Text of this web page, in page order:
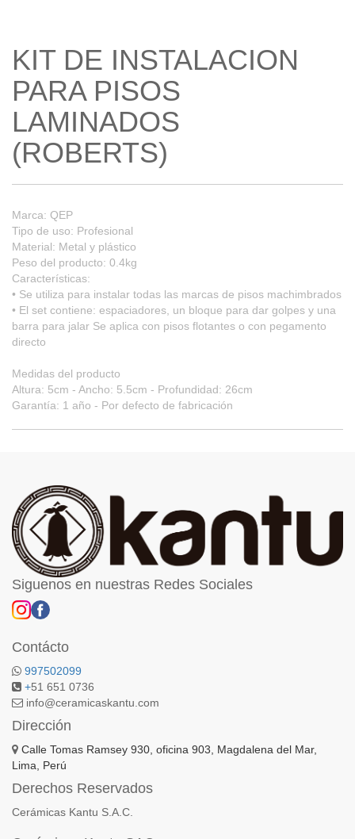
KIT DE INSTALACION
PARA PISOS
LAMINADOS
(ROBERTS)
Marca: QEP
Tipo de uso: Profesional
Material: Metal y plástico
Peso del producto: 0.4kg
Características:
• Se utiliza para instalar todas las marcas de pisos machimbrados
• El set contiene: espaciadores, un bloque para dar golpes y una
barra para jalar Se aplica con pisos flotantes o con pegamento
directo
Medidas del producto
Altura: 5cm - Ancho: 5.5cm - Profundidad: 26cm
Garantía: 1 año - Por defecto de fabricación
Siguenos en nuestras Redes Sociales
Contácto
997502099
+51 651 0736
info@ceramicaskantu.com
Dirección
Calle Tomas Ramsey 930, oficina 903, Magdalena del Mar,
Lima, Perú
Derechos Reservados
Cerámicas Kantu S.A.C.